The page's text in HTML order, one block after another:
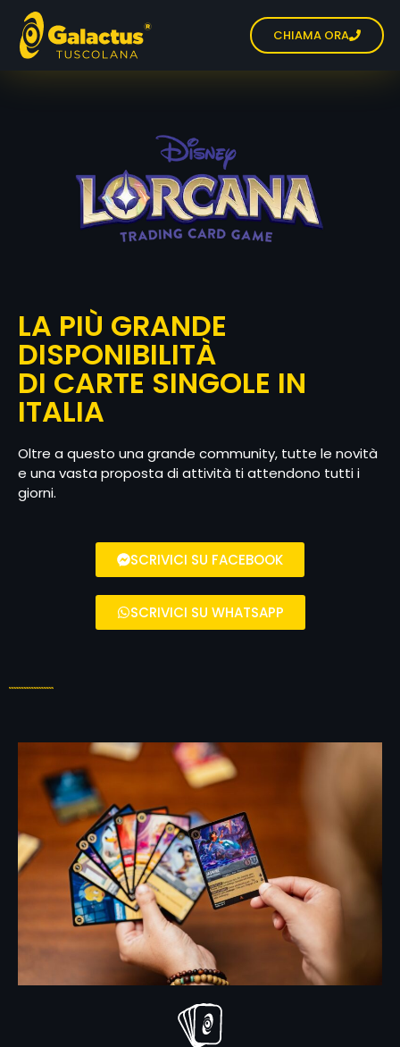
CHIAMA ORA
LA PIÙ GRANDE
DISPONIBILITÀ
DI CARTE SINGOLE IN
ITALIA
Oltre a questo una grande community, tutte le novità
e una vasta proposta di attività ti attendono tutti i
giorni.
SCRIVICI SU FACEBOOK
SCRIVICI SU WHATSAPP